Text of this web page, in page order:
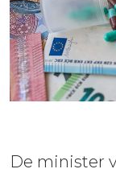
De minister